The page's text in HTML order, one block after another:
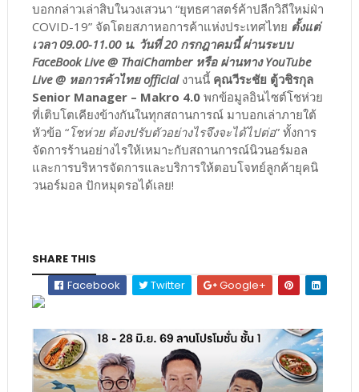
บอกกล่าวเล่าสิบในวงเสวนา “ยุทธศาสตร์ค้าปลีกวิถีใหม่ฝ่า
COVID-19” จัดโดยสภาหอการค้าแห่งประเทศไทย ตั้งแต่
เวลา 09.00-11.00 น. วันที่ 20 กรกฎาคมนี้ ผ่านระบบ
FaceBook Live @ ThaiChamber หรือ ผ่านทาง YouTube
Live @ หอการค้าไทย officialงานนี้ คุณวีระชัย ตู้วชิรกุล
Senior Manager – Makro 4.0พกข้อมูลอินไซต์โชห่วย
ที่เติบโตเคียงข้างกันในทุกสถานการณ์ มาบอกเล่าภายใต้
หัวข้อ “โชห่วย ต้องปรับตัวอย่างไรจึงจะได้ไปต่อ” ทั้งการ
จัดการร้านอย่างไรให้เหมาะกับสถานการณ์นิวนอร์มอล
และการบริหารจัดการและบริการให้ตอบโจทย์ลูกค้ายุคนิ
วนอร์มอล ปักหมุดรอได้เลย!
SHARE THIS
Facebook
Twitter Google+